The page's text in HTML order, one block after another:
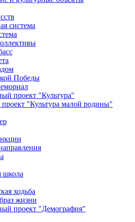
система
Победы
проект "Культура"
"Культура малой родины"
школа
ходьба
жизни
проект "Демография"